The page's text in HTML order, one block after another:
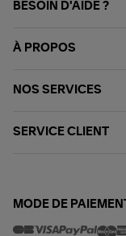
BESOIN D'AIDE ?
À PROPOS
NOS SERVICES
SERVICE CLIENT
MODE DE PAIEMENT